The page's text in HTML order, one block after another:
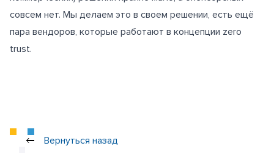
совсем нет. Мы делаем это в своем решении, есть ещё
пара вендоров, которые работают в концепции zero
trust.
Вернуться назад